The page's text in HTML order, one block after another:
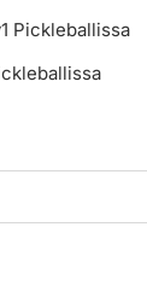
Pickleballissa